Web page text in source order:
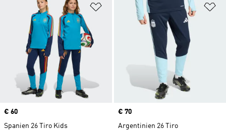
Zur Wunschliste hinzufügen
Price
€ 60
Spanien 26 Tiro Kids
Price
€ 70
Argentinien 26 Tiro